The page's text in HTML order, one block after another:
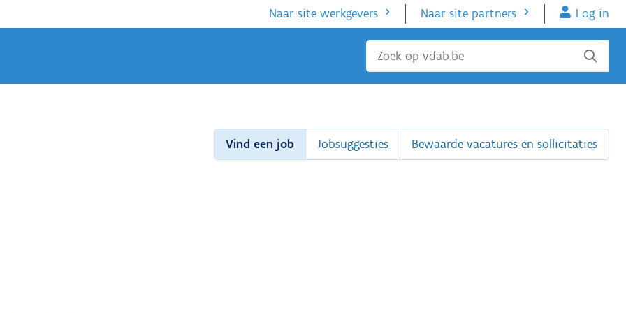
Naar site werkgevers Naar site partners Log in
Sluiten
Vind een job Jobsuggesties Bewaarde vacatures en sollicitaties